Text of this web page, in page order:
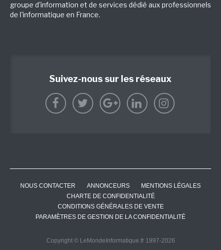
groupe d'information et de services dédié aux professionnels
de l'informatique en France.
Suivez-nous sur les réseaux
NOUS CONTACTER ANNONCEURS
MENTIONS LÉGALES
CHARTE DE CONFIDENTIALITÉ
CONDITIONS GÉNÉRALES DE VENTE
PARAMÈTRES DE GESTION DE LA CONFIDENTIALITÉ
Copyright © LeMondeInformatique.fr 1997-2026